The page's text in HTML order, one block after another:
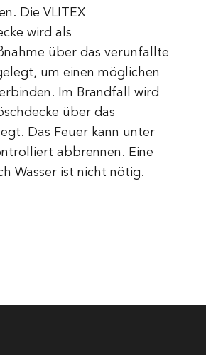
Die VLITEX
wird als
über das verunfallte
um einen möglichen
Im Brandfall wird
über das
Das Feuer kann unter
abbrennen. Eine
Wasser ist nicht nötig.